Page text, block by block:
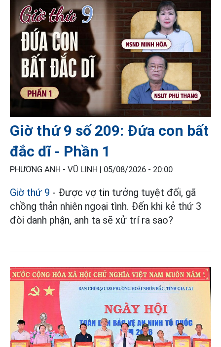
Giờ thứ 9 số 209: Đứa con bất
đắc dĩ - Phần 1
PHƯƠNG ANH - VŨ LINH | 05/08/2026 - 20:00
Giờ thứ 9 - Được vợ tin tưởng tuyệt đối, gã
chồng thản nhiên ngoại tình. Đến khi kẻ thứ 3
đòi danh phận, anh ta sẽ xử trí ra sao?